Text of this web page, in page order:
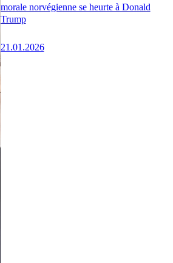
morale norvégienne se heurte à Donald
Trump
21.01.2026